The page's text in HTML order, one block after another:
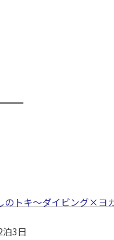
のトキ～ダイビング×ヨ
3日